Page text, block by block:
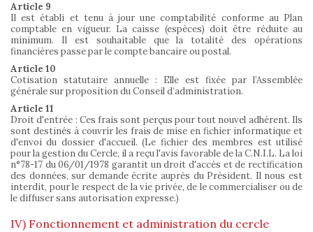
Article 9
Il est établi et tenu à jour une comptabilité conforme au Plan
comptable en vigueur. La caisse (espèces) doit être réduite au
minimum. Il est souhaitable que la totalité des opérations
financières passe par le compte bancaire ou postal.
Article 10
Cotisation statutaire annuelle : Elle est fixée par l’Assemblée
générale sur proposition du Conseil d’administration.
Article 11
Droit d'entrée : Ces frais sont perçus pour tout nouvel adhérent. Ils
sont destinés à couvrir les frais de mise en fichier informatique et
d'envoi du dossier d'accueil. (Le fichier des membres est utilisé
pour la gestion du Cercle, il a reçu l'avis favorable de la C.N.I.L. La loi
n°78-17 du 06/01/1978 garantit un droit d'accès et de rectification
des données, sur demande écrite auprès du Président. Il nous est
interdit, pour le respect de la vie privée, de le commercialiser ou de
le diffuser sans autorisation expresse.)
IV) Fonctionnement et administration du cercle